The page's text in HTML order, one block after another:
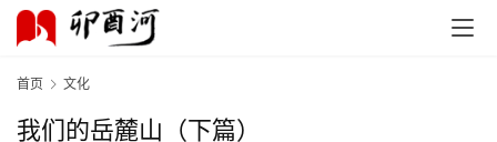
首页 文化
我们的岳麓山（下篇）